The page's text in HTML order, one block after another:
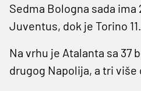
Sedma Bologna sada
Juventus, dok je Torino
Na vrhu je Atalanta sa 37
drugog Napolija, a tri